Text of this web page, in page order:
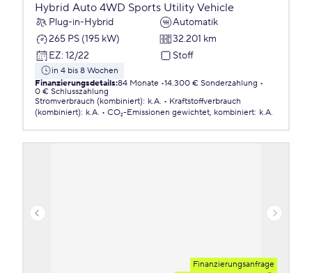
Hybrid Auto 4WD Sports Utility Vehicle
Plug-in-Hybrid
Automatik
265 PS (195 kW)
32.201 km
EZ: 12/22 Stoff
in 4 bis 8 Wochen
Finanzierungsdetails:84 Monate 14.300 € Sonderzahlung
0 € Schlusszahlung
Stromverbrauch (kombiniert): k.A.
Kraftstoffverbrauch
(kombiniert): k.A. CO₂-Emissionen gewichtet, kombiniert: k.A.
Finanzierungsanfrage